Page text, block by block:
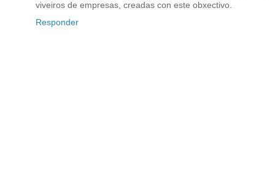
viveiros de empresas, creadas con este obxectivo.
Responder